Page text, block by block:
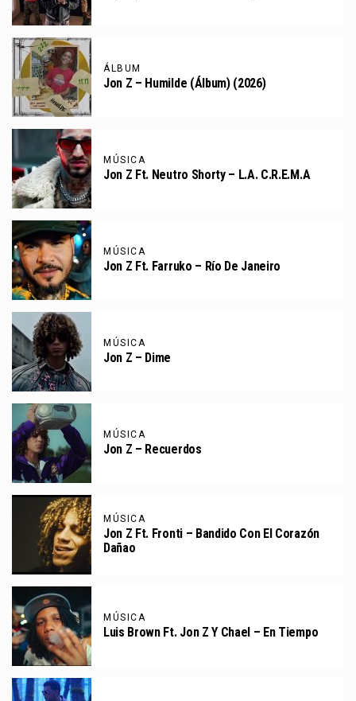
ÁLBUM
Jon Z – Humilde (Álbum) (2026)
MÚSICA
Jon Z Ft. Neutro Shorty – L.A. C.R.E.M.A
MÚSICA
Jon Z Ft. Farruko – Río De Janeiro
MÚSICA
Jon Z – Dime
MÚSICA
Jon Z – Recuerdos
MÚSICA
Jon Z Ft. Fronti – Bandido Con El Corazón
Dañao
MÚSICA
Luis Brown Ft. Jon Z Y Chael – En Tiempo